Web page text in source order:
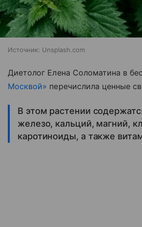
Источник: Unsplash.com
Диетолог Елена Соломатина в
Москвой» перечислила ценные
В этом растении
железо, кальций, магний,
каротиноиды, а также